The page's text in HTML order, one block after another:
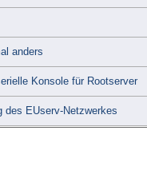
anders
Konsole für Rootserver
des EUserv-Netzwerkes